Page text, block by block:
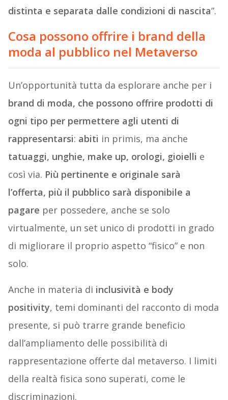
distinta e separata dalle condizioni di nascita”.
Cosa possono offrire i brand della
moda al pubblico nel Metaverso
Un’opportunità tutta da esplorare anche per i
brand di moda, che possono offrire prodotti di
ogni tipo per permettere agli utenti di
rappresentarsi: abiti in primis, ma anche
tatuaggi, unghie, make up, orologi, gioielli e
così via. Più pertinente e originale sarà
l’offerta, più il pubblico sarà disponibile a
pagare per possedere, anche se solo
virtualmente, un set unico di prodotti in grado
di migliorare il proprio aspetto “fisico” e non
solo.
Anche in materia di inclusività e body
positivity, temi dominanti del racconto di moda
presente, si può trarre grande beneficio
dall’ampliamento delle possibilità di
rappresentazione offerte dal metaverso. I limiti
della realtà fisica sono superati, come le
discriminazioni.